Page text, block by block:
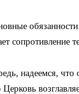
сопротивление
надеемся, что
Церковь